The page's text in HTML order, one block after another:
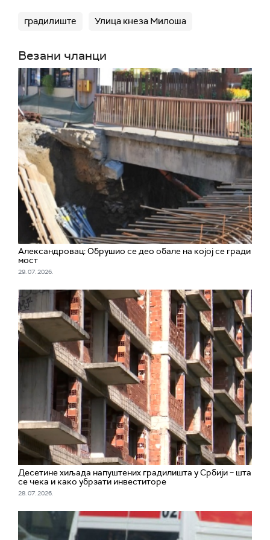
градилиште Улица кнеза Милоша
Везани чланци
Александровац: Обрушио се део обале на којој се гради
мост
29. 07. 2026.
Десетине хиљада напуштених градилишта у Србији – шта
се чека и како убрзати инвеститоре
28. 07. 2026.